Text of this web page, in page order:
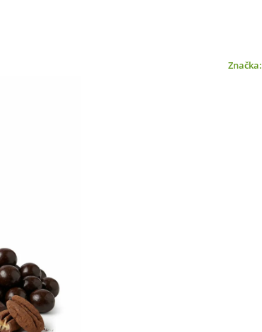
Značka: